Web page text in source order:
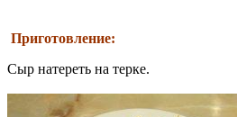
Приготовление:
Сыр натереть на терке.